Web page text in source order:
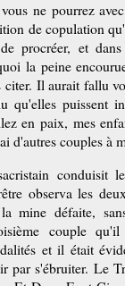
ne pourrez
de copulation
procréer, et
la peine
citer. Il aurait fallu
qu'elles puissent
en paix, mes
d'autres couples à
conduisit
observa les
mine défaite,
couple
et il était
par s'ébruiter. Le